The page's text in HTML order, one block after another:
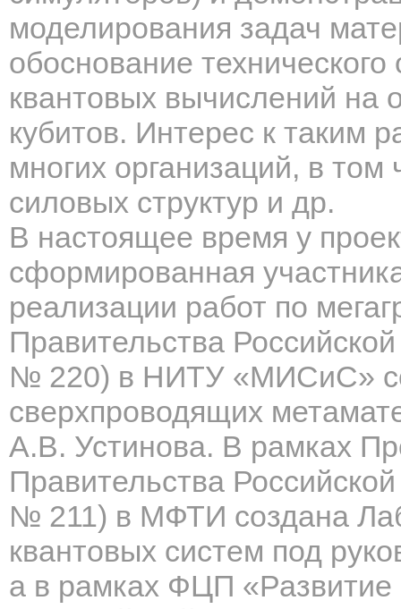
моделирования задач
обоснование
квантовых вычислений на
кубитов. Интерес к таким
многих организаций, в
силовых структур и др.
В настоящее время у
сформированная
реализации работ по
Правительства
№ 220) в НИТУ «МИСиС»
сверхпроводящих
А.В. Устинова. В рамках
Правительства
№ 211) в МФТИ создана
квантовых систем под
а в рамках ФЦП «Развитие